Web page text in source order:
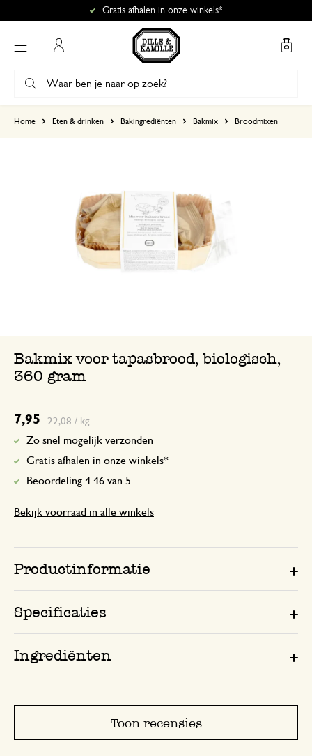
Gratis afhalen in onze winkels*
Home Eten & drinken Bakingrediënten Bakmix Broodmixen
Bakmix voor tapasbrood, biologisch,
360 gram
7,95 22,08 / kg
Zo snel mogelijk verzonden
Gratis afhalen in onze winkels*
Beoordeling 4.46 van 5
Bekijk voorraad in alle winkels
Productinformatie
Specificaties
Ingrediënten
Toon recensies
2
1